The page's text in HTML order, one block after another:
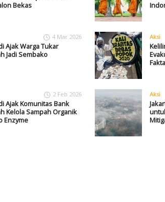
Bekas
4 Mar 2026
Ajak Warga Tukar
Jadi Sembako
2 Feb 2026
Ajak Komunitas Bank
Kelola Sampah Organik
Enzyme
Aksi
Fakta
Aksi